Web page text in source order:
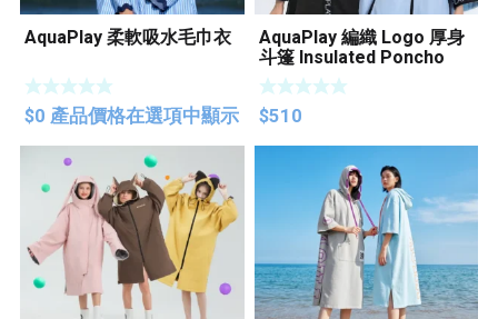
AquaPlay 柔軟吸水毛巾衣
$0 產品價格在選項中顯示
AquaPlay 編織 Logo 厚身
斗篷 Insulated Poncho
$510